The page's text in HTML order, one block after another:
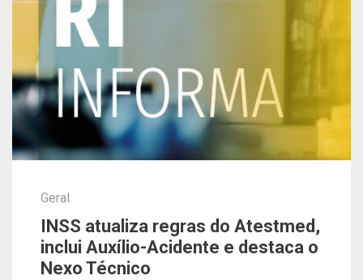
Geral
INSS atualiza regras do Atestmed,
inclui Auxílio-Acidente e destaca o
Nexo Técnico